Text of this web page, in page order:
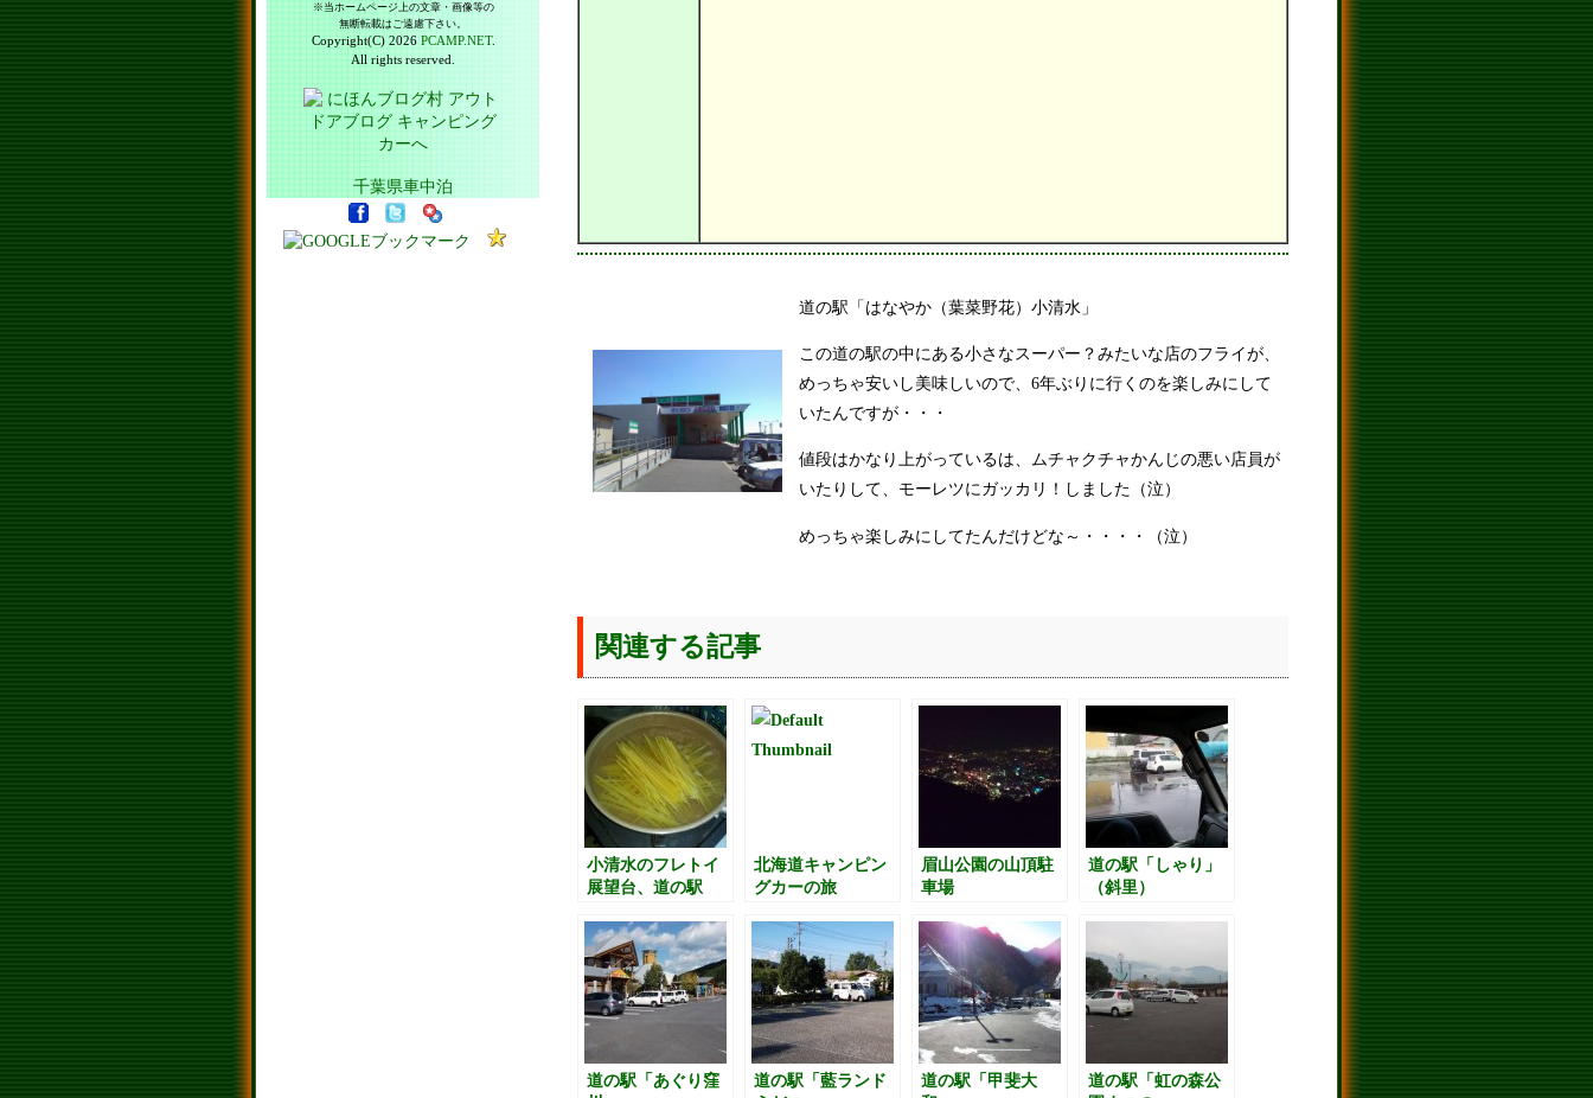
道の駅「はなやか（葉菜野花）小清水」
この道の駅の中にある小さなスーパー？みたいな店のフライが、
めっちゃ安いし美味しいので、6年ぶりに行くのを楽しみにして
いたんですが・・・
値段はかなり上がっているは、ムチャクチャかんじの悪い店員が
いたりして、モーレツにガッカリ！しました（泣）
めっちゃ楽しみにしてたんだけどな～・・・・（泣）
関連する記事
小清水のフレトイ
展望台、道の駅
野花）小清水」、
いよいよ知床半島
へ。オシンコシン
の滝、道の駅「う
とろ・シリエト
北海道キャンピン
グカーの旅
眉山公園の山頂駐
車場
道の駅「しゃり」
（斜里）
道の駅「あぐり窪
道の駅「藍ランド
道の駅「甲斐大
道の駅「虹の森公
※当ホームページ上の文章・画像等の
無断転載はご遠慮下さい。
Copyright(C) 2026 PCAMP.NET.
All rights reserved.
千葉県車中泊